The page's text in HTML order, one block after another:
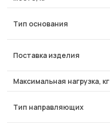
Тип основания
Поставка изделия
Максимальная нагрузка, кг
Тип направляющих